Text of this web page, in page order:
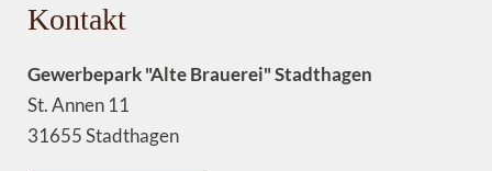
Kontakt
Gewerbepark "Alte Brauerei" Stadthagen
St. Annen 11
31655 Stadthagen